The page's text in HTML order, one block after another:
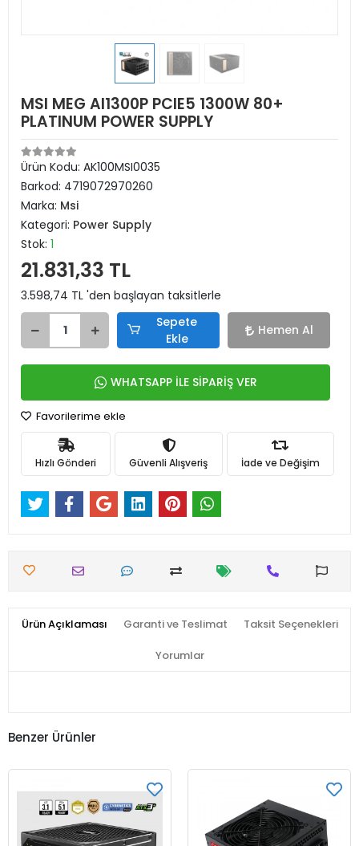
MSI MEG AI1300P PCIE5 1300W 80+
PLATINUM POWER SUPPLY
Ürün Kodu: AK100MSI0035
Barkod: 4719072970260
Marka: Msi
Kategori: Power Supply
Stok: 1
21.831,33 TL
3.598,74 TL 'den başlayan taksitlerle
Sepete
Ekle
Hemen Al
WHATSAPP İLE SİPARİŞ VER
Favorilerime ekle
Hızlı Gönderi Güvenli Alışveriş İade ve Değişim
Ürün Açıklaması Garanti ve Teslimat Taksit Seçenekleri
Yorumlar
Benzer Ürünler